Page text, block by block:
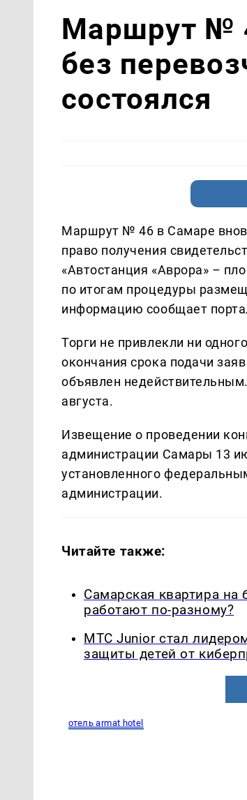
Маршрут №
без
состоялся
Маршрут № 46 в Самаре
право получения
«Автостанция «Аврора» –
по итогам процедуры
информацию сообщает
Торги не привлекли ни
окончания срока подачи
объявлен
августа.
Извещение о проведении
администрации Самары 13
установленного
администрации.
Читайте также:
Самарская квартира
работают по-разному?
МТС Junior стал
защиты детей от
отель armat hotel